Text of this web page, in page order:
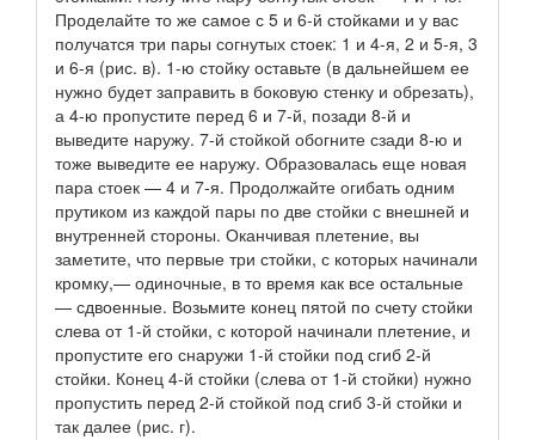
Проделайте то же самое с 5 и 6-й стойками и у вас
получатся три пары согнутых стоек: 1 и 4-я, 2 и 5-я, 3
и 6-я (рис. в). 1-ю стойку оставьте (в дальнейшем ее
нужно будет заправить в боковую стенку и обрезать),
а 4-ю пропустите перед 6 и 7-й, позади 8-й и
выведите наружу. 7-й стойкой обогните сзади 8-ю и
тоже выведите ее наружу. Образовалась еще новая
пара стоек — 4 и 7-я. Продолжайте огибать одним
прутиком из каждой пары по две стойки с внешней и
внутренней стороны. Оканчивая плетение, вы
заметите, что первые три стойки, с которых начинали
кромку,— одиночные, в то время как все остальные
— сдвоенные. Возьмите конец пятой по счету стойки
слева от 1-й стойки, с которой начинали плетение, и
пропустите его снаружи 1-й стойки под сгиб 2-й
стойки. Конец 4-й стойки (слева от 1-й стойки) нужно
пропустить перед 2-й стойкой под сгиб 3-й стойки и
так далее (рис. г).